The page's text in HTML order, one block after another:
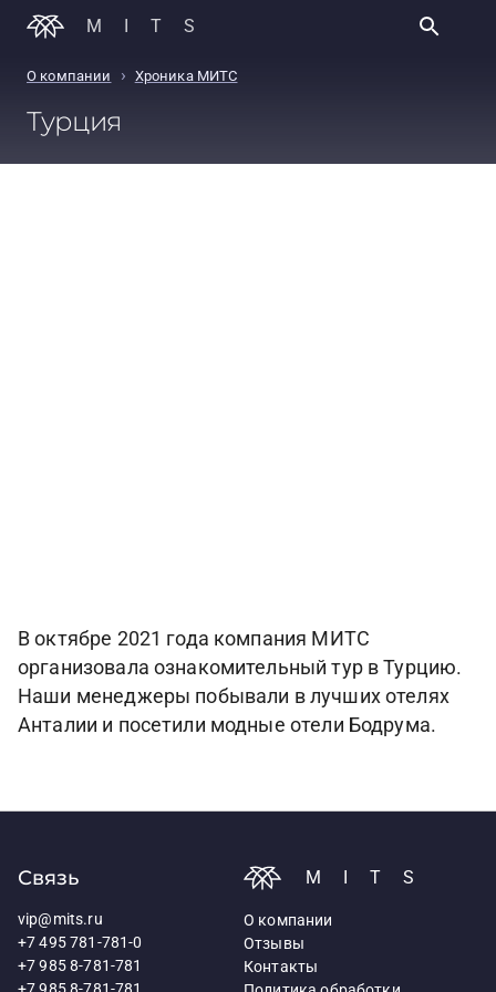
MITS
О компании › Хроника МИТС
Турция
В октябре 2021 года компания МИТС
организовала ознакомительный тур в Турцию.
Наши менеджеры побывали в лучших отелях
Анталии и посетили модные отели Бодрума.
Связь
vip@mits.ru
+7 495 781-781-0
+7 985 8-781-781
MITS
О компании
Отзывы
Контакты